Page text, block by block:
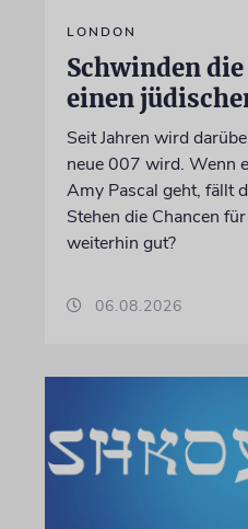
LONDON
Schwinden
einen
Seit Jahren wird
neue 007 wird. Wenn
Amy Pascal geht, fällt
Stehen die Chancen
weiterhin gut?
06.08.2026